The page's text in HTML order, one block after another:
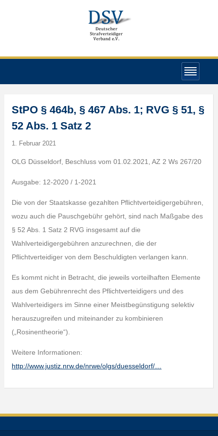
StPO § 464b, § 467 Abs. 1; RVG § 51, §
52 Abs. 1 Satz 2
1. Februar 2021
OLG Düsseldorf, Beschluss vom 01.02.2021, AZ 2 Ws 267/20
Ausgabe: 12-2020 / 1-2021
Die von der Staatskasse gezahlten Pflichtverteidigergebühren,
wozu auch die Pauschgebühr gehört, sind nach Maßgabe des
§ 52 Abs. 1 Satz 2 RVG insgesamt auf die
Wahlverteidigergebühren anzurechnen, die der
Pflichtverteidiger von dem Beschuldigten verlangen kann.
Es kommt nicht in Betracht, die jeweils vorteilhaften Elemente
aus dem Gebührenrecht des Pflichtverteidigers und des
Wahlverteidigers im Sinne einer Meistbegünstigung selektiv
herauszugreifen und miteinander zu kombinieren
(„Rosinentheorie“).
Weitere Informationen:
http://www.justiz.nrw.de/nrwe/olgs/duesseldorf/…